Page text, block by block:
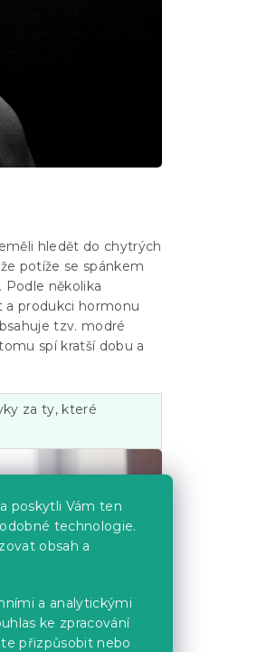
poskytli Vám ten
technologie.
obsah a
a analytickými
ke zpracování
přizpůsobit nebo
hledět do chytrých
potíže se spánkem
několika
a produkci hormonu
tzv. modré
spí kratší dobu a
za ty, které